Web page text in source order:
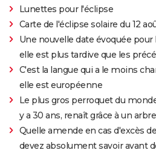
Lunettes pour l'éclipse
Carte de l'éclipse solaire du 12
Une nouvelle date évoquée pour
elle est plus tardive que les
C'est la langue qui a le moins
elle est européenne
Le plus gros perroquet du
y a 30 ans, renaît grâce à un arbre
Quelle amende en cas d'excès
devez absolument savoir avant